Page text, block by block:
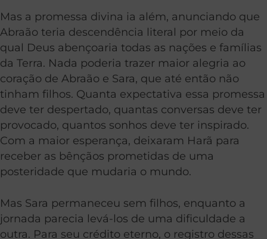
Mas a promessa divina ia além, anunciando que
Abraão teria descendência literal por meio da
qual Deus abençoaria todas as nações e famílias
da Terra. Nada poderia trazer maior alegria ao
coração de Abraão e Sara, que até então não
tinham filhos. Quanta expectativa essa promessa
deve ter despertado, quantas conversas deve ter
provocado, quantos sonhos deve ter inspirado.
Com a maior esperança, deixaram Harã para
receber as bênçãos prometidas de uma
posteridade que mudaria o mundo.
Mas Sara permaneceu sem filhos, enquanto a
jornada parecia levá-los de uma dificuldade a
outra. Para seu crédito eterno, o registro dessas